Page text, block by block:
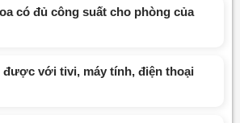
có đủ công suất cho phòng của
được với tivi, máy tính, điện thoại